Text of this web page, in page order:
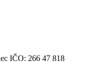
IČO: 266 47 818